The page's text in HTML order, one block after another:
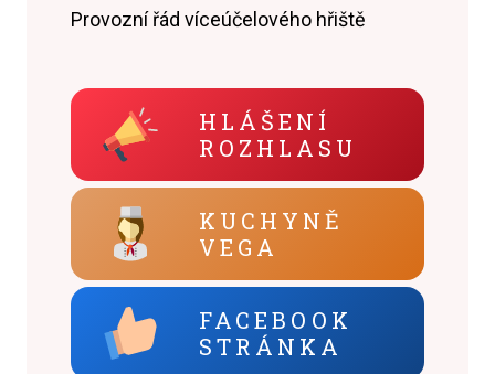
Provozní řád víceúčelového hřiště
HLÁŠENÍ
ROZHLASU
KUCHYNĚ
VEGA
FACEBOOK
STRÁNKA